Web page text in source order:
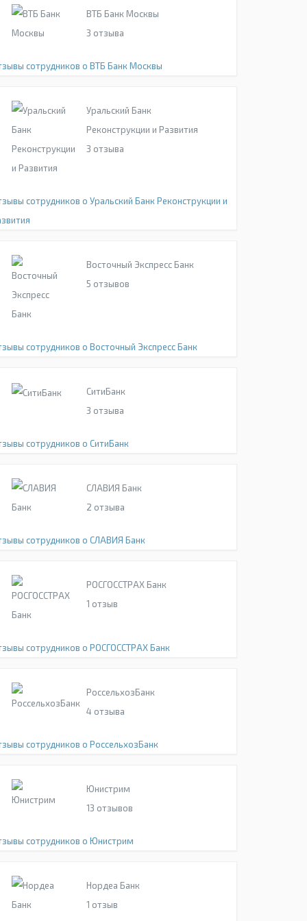
ВТБ Банк Москвы
3 отзыва
сотрудников о ВТБ Банк Москвы
Уральский Банк
Реконструкции и Развития
3 отзыва
сотрудников о Уральский Банк Реконструкции и
Восточный Экспресс Банк
5 отзывов
сотрудников о Восточный Экспресс Банк
СитиБанк
3 отзыва
сотрудников о СитиБанк
СЛАВИЯ Банк
2 отзыва
сотрудников о СЛАВИЯ Банк
РОСГОССТРАХ Банк
1 отзыв
сотрудников о РОСГОССТРАХ Банк
РоссельхозБанк
4 отзыва
сотрудников о РоссельхозБанк
Юнистрим
13 отзывов
сотрудников о Юнистрим
Нордеа Банк
1 отзыв